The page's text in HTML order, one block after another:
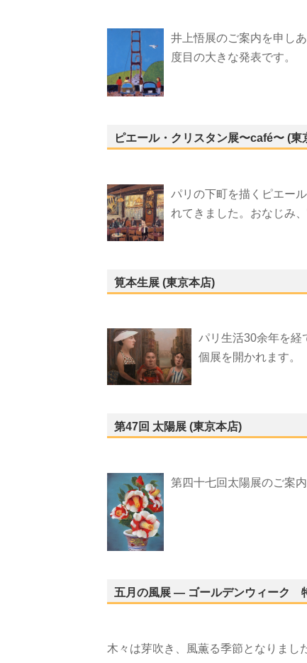
井上悟展のご案内を申し
度目の大きな発表です。
ピエール・クリスタン展〜café〜 (東
パリの下町を描くピエー
れてきました。おなじみ
筧本生展 (東京本店)
パリ生活30余年を経
個展を開かれます。
第47回 太陽展 (東京本店)
第四十七回太陽展のご案
五月の風展 ― ゴールデンウィーク
木々は芽吹き、風薫る季節となりまし